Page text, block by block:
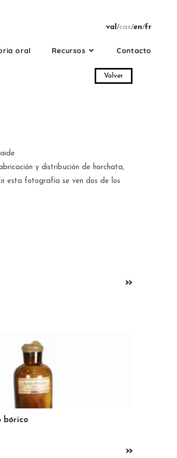
val/cas/en/fr
oral Recursos Contacto
Volver
y distribución de horchata,
esta fotografía se ven dos de los
»
y bollería Macián
»